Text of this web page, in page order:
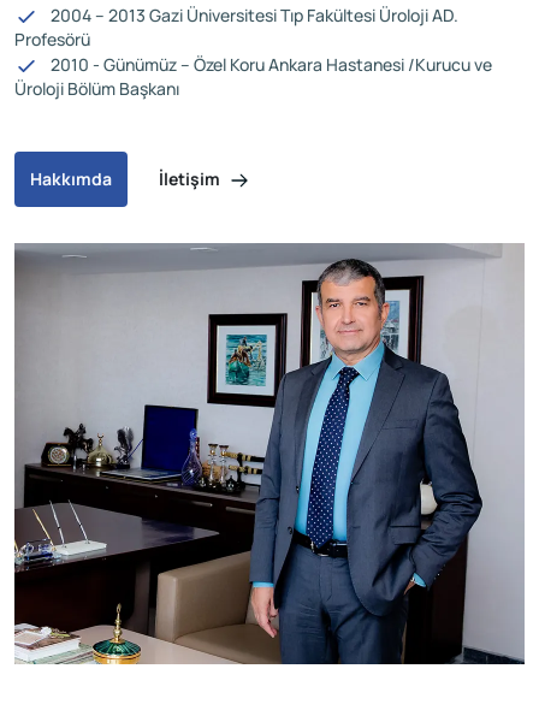
2004 – 2013 Gazi Üniversitesi Tıp Fakültesi Üroloji AD.
Profesörü
2010 - Günümüz – Özel Koru Ankara Hastanesi /Kurucu ve
Üroloji Bölüm Başkanı
Hakkımda İletişim